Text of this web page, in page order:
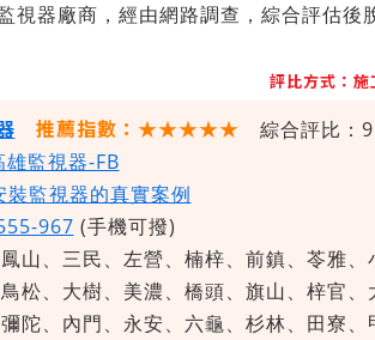
視器廠商，經由網路調查，綜合評估後
評比方式：
推薦指數：★★★★★
綜合評比：
監視器-FB
裝監視器的真實案例
967 (手機可撥)
山、三民、左營、楠梓、前鎮、苓雅、
松、大樹、美濃、橋頭、旗山、梓官、
陀、內門、永安、六龜、杉林、田寮